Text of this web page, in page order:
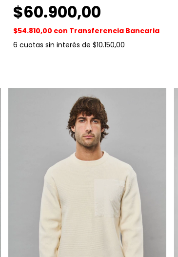
$60.900,00
$54.810,00 con Transferencia Bancaria
6 cuotas sin interés de $10.150,00